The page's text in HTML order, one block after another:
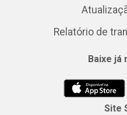
Relatório de
Baixe já
Site